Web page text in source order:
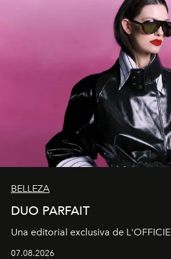
BELLEZA
DUO PARFAIT
Una editorial exclusiva de
07.08.2026